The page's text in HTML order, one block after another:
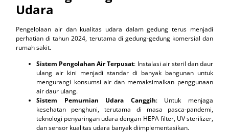
Udara
Pengelolaan air dan kualitas udara dalam gedung terus menjadi
perhatian di tahun 2024, terutama di gedung-gedung komersial dan
rumah sakit.
Sistem Pengolahan Air Terpusat: Instalasi air steril dan daur
ulang air kini menjadi standar di banyak bangunan untuk
mengurangi konsumsi air dan memaksimalkan penggunaan
air daur ulang.
Sistem Pemurnian Udara Canggih: Untuk menjaga
kesehatan penghuni, terutama di masa pasca-pandemi,
teknologi penyaringan udara dengan HEPA filter, UV sterilizer,
dan sensor kualitas udara banyak diimplementasikan.